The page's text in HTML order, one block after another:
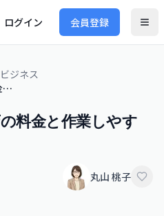
ログイン 会員登録
ジネス
basispoint 神保町店の料金と作業しやすさを利用前に確認
料金と作業しやす
丸山 桃子